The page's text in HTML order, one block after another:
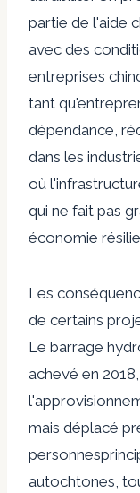
partie de l'aide
avec des
entreprises
tant
dépendance,
dans les
où
qui ne fait pas
économie
Les
de certains
Le barrage
achevé en
mais déplacé
personnes
autochtones,